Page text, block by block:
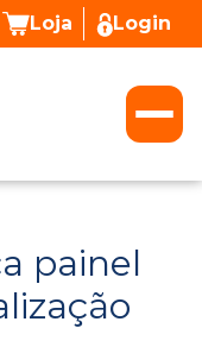
Loja Login
painel